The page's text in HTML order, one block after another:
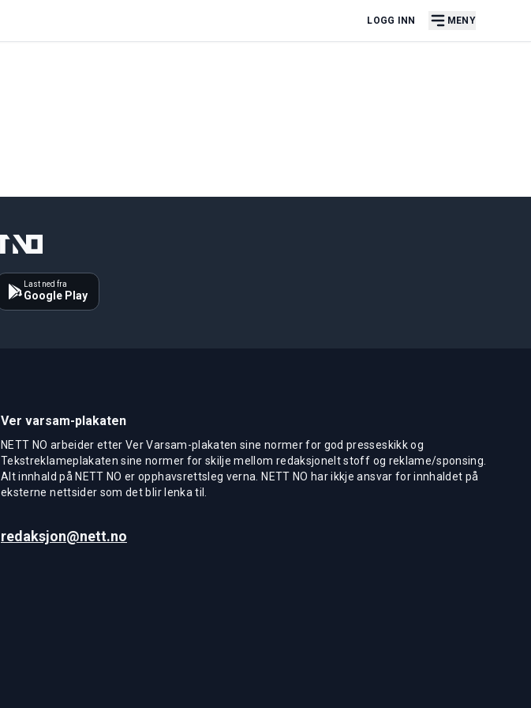
LOGG INN MENY
Last ned fra
Google Play
Ver varsam-plakaten
NETT NO arbeider etter Ver Varsam-plakaten sine normer for god presseskikk og
Tekstreklameplakaten sine normer for skilje mellom redaksjonelt stoff og reklame/sponsing.
Alt innhald på NETT NO er opphavsrettsleg verna. NETT NO har ikkje ansvar for innhaldet på
eksterne nettsider som det blir lenka til.
redaksjon@nett.no